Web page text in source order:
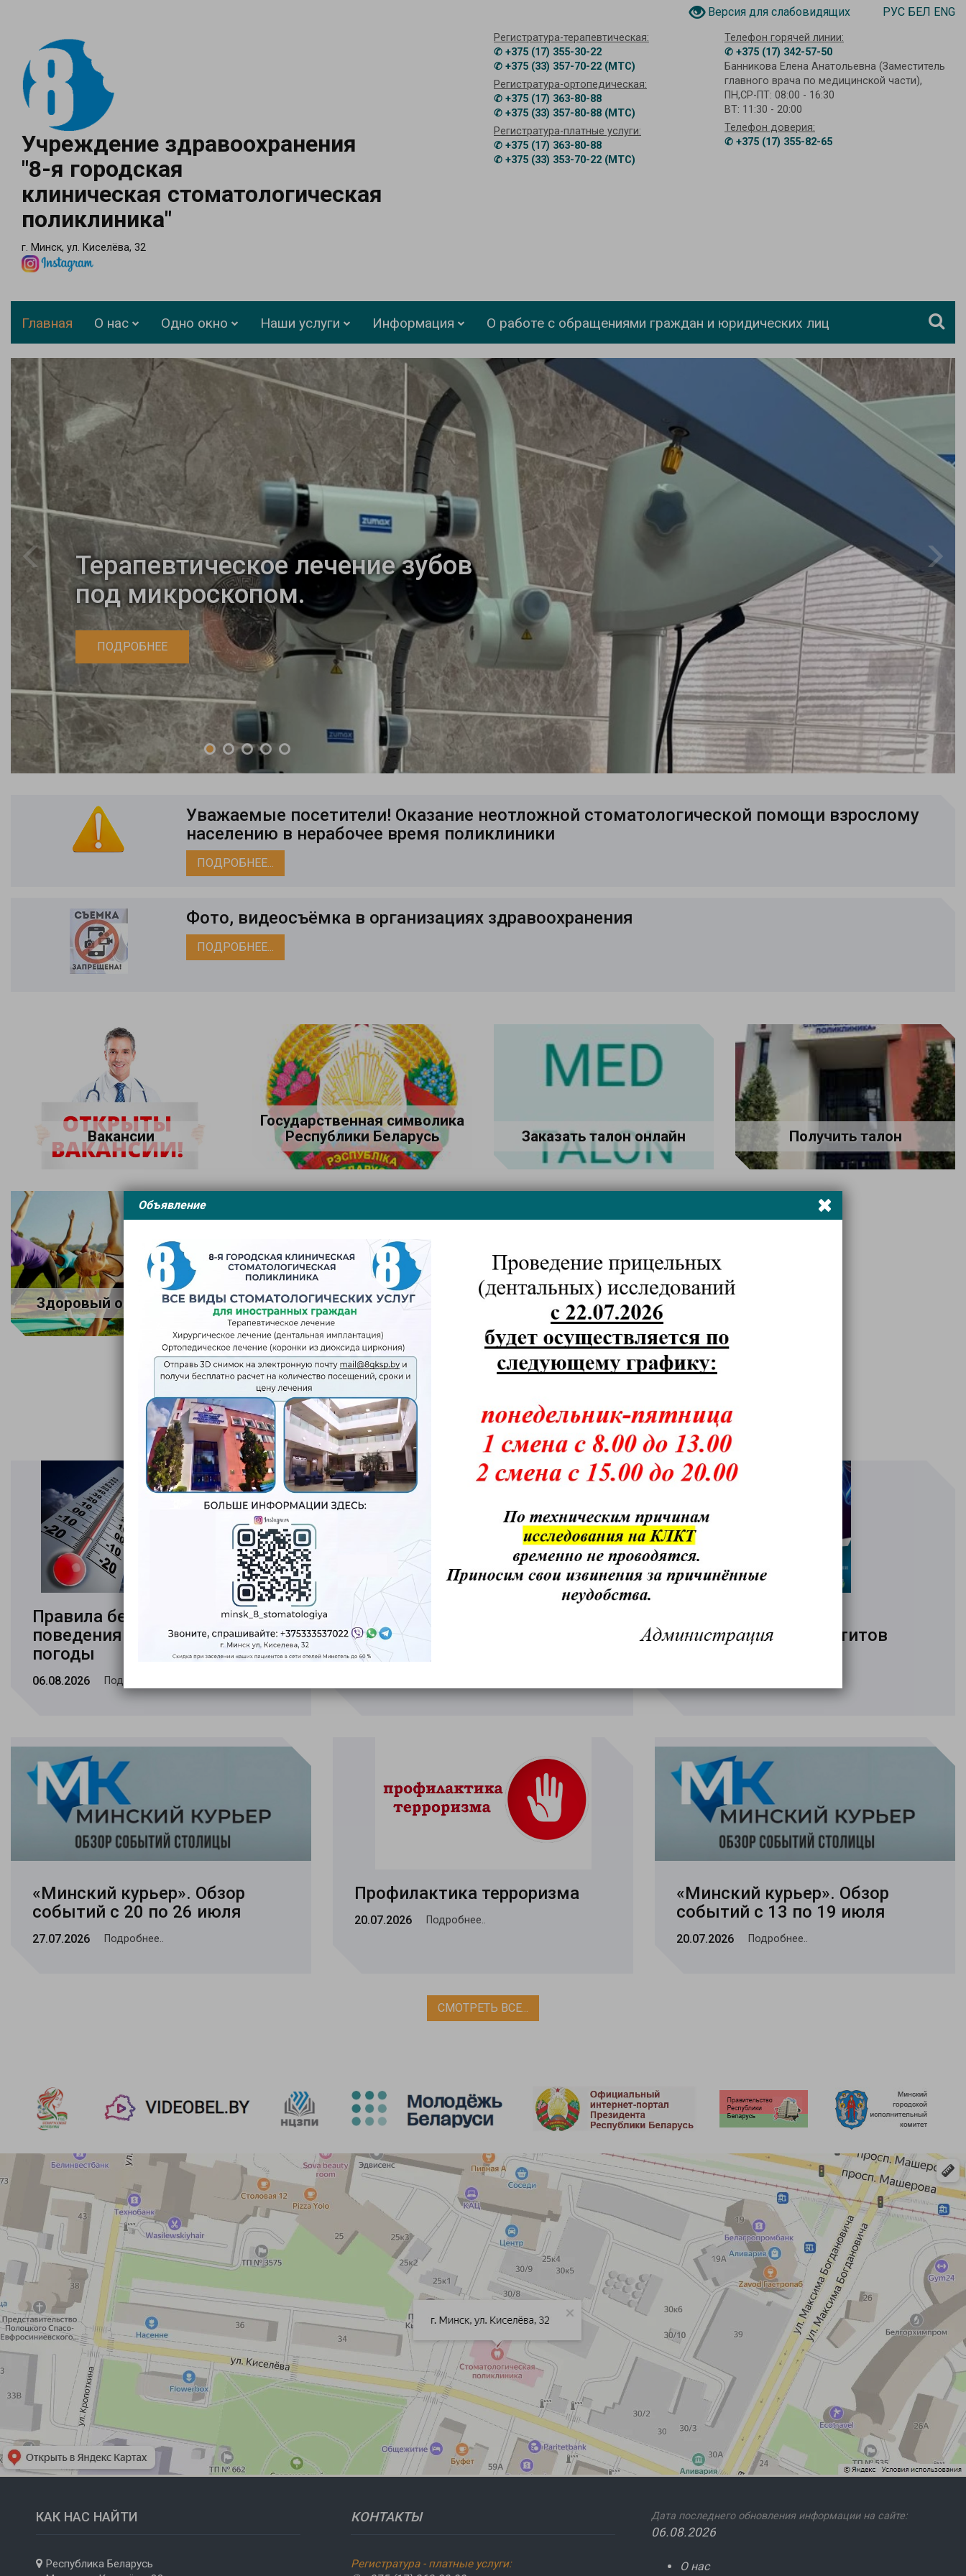
Версия для слабовидящих РУС БЕЛ ENG
Учреждение здравоохранения
"8-я городская
клиническая стоматологическая
поликлиника"
г. Минск, ул. Киселёва, 32
Регистратура-терапевтическая:
✆ +375 (17) 355-30-22
✆ +375 (33) 357-70-22 (МТС)
Регистратура-ортопедическая:
✆ +375 (17) 363-80-88
✆ +375 (33) 357-80-88 (МТС)
Регистратура-платные услуги:
✆ +375 (17) 363-80-88
✆ +375 (33) 353-70-22 (МТС)
Телефон горячей линии:
✆ +375 (17) 342-57-50
Банникова Елена Анатольевна (Заместитель
главного врача по медицинской части),
ПН,СР-ПТ: 08:00 - 16:30
ВТ: 11:30 - 20:00
Телефон доверия:
✆ +375 (17) 355-82-65
Главная О нас Одно окно Наши услуги Информация О работе с обращениями граждан и юридических лиц
Терапевтическое лечение зубов
под микроскопом.
ПОДРОБНЕЕ
Уважаемые посетители! Оказание неотложной стоматологической помощи взрослому
населению в нерабочее время поликлиники
ПОДРОБНЕЕ...
Фото, видеосъёмка в организациях здравоохранения
ПОДРОБНЕЕ...
Вакансии
Государственная символика
Республики Беларусь
Заказать талон онлайн Получить талон
Здоровый образ жизни Электронные обращения
Новости и объявления
Правила безопасного
поведения в условиях жаркой
погоды
06.08.2026 Подробнее..
«Минский курьер». Обзор
событий с 27 июля по 2
августа
профилактики гепатитов
«Минский курьер». Обзор
событий с 20 по 26 июля
27.07.2026 Подробнее..
Профилактика терроризма
20.07.2026 Подробнее..
«Минский курьер». Обзор
событий с 13 по 19 июля
20.07.2026 Подробнее..
СМОТРЕТЬ ВСЕ...
КАК НАС НАЙТИ
Республика Беларусь
КОНТАКТЫ
Регистратура - платные услуги:
Дата последнего обновления информации на сайте:
06.08.2026
О нас
Объявление